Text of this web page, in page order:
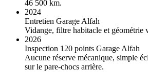
46 500 km.
2024
Entretien Garage Alfah
Vidange, filtre habitacle et géométrie
2026
Inspection 120 points Garage Alfah
Aucune réserve mécanique, simple
sur le pare-chocs arrière.